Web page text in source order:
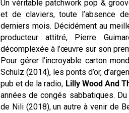
Un véritable patchwork pop &
et de claviers, toute l’absence
derniers mois. Décidément au
producteur attitré, Pierre
décomplexée à l’œuvre sur son
Pour gérer l’incroyable carton
Schulz (2014), les ponts d’or,
pub et de la radio, Lilly Wood And
années de congés sabbatiques.
de Nili (2018), un autre à venir de